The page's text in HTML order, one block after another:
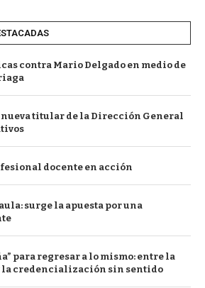
contra Mario Delgado en medio de
nueva titular de la Dirección General
docente en acción
surge la apuesta por una
para regresar a lo mismo: entre la
credencialización sin sentido